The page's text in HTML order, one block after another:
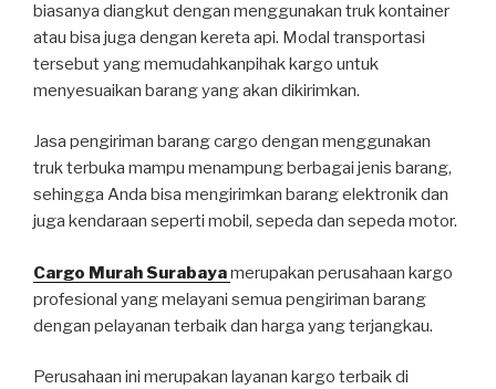
biasanya diangkut dengan menggunakan truk kontainer
atau bisa juga dengan kereta api. Modal transportasi
tersebut yang memudahkanpihak kargo untuk
menyesuaikan barang yang akan dikirimkan.
Jasa pengiriman barang cargo dengan menggunakan
truk terbuka mampu menampung berbagai jenis barang,
sehingga Anda bisa mengirimkan barang elektronik dan
juga kendaraan seperti mobil, sepeda dan sepeda motor.
Cargo Murah Surabayamerupakan perusahaan kargo
profesional yang melayani semua pengiriman barang
dengan pelayanan terbaik dan harga yang terjangkau.
Perusahaan ini merupakan layanan kargo terbaik di